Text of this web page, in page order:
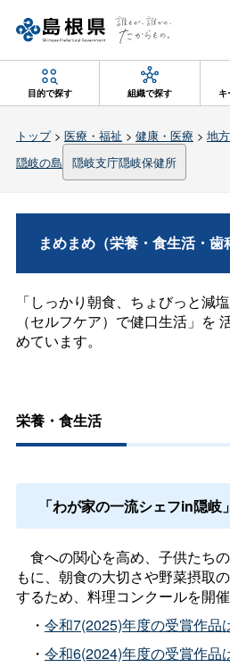
目的で探す 組織で探す
トップ> 医療・福祉 > 健康・医療 > 地
隠岐の島
隠岐支庁隠岐保健所
まめまめ（栄養・食生活・歯
「しっかり朝食、ちょびっと減
（セルフケア）で健口生活」を
めています。
栄養・食生活
「わが家の一流シェフin隠
食への関心を高め、子供たち
もに、朝食の大切さや野菜摂取
するため、料理コンクールを開催
・ 令和7(2025)年度の受賞作品
・ 令和6(2024)年度の受賞作品